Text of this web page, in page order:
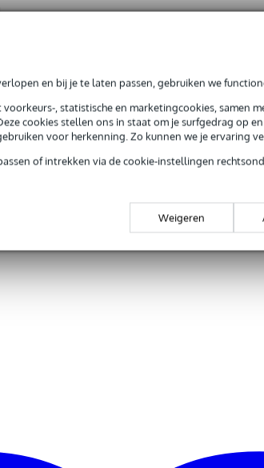
en bij je te laten passen, gebruiken we
, statistische en marketingcookies, samen
cookies stellen ons in staat om je surfgedrag op
voor herkenning. Zo kunnen we je ervaring
of intrekken via de cookie-instellingen
Weigeren